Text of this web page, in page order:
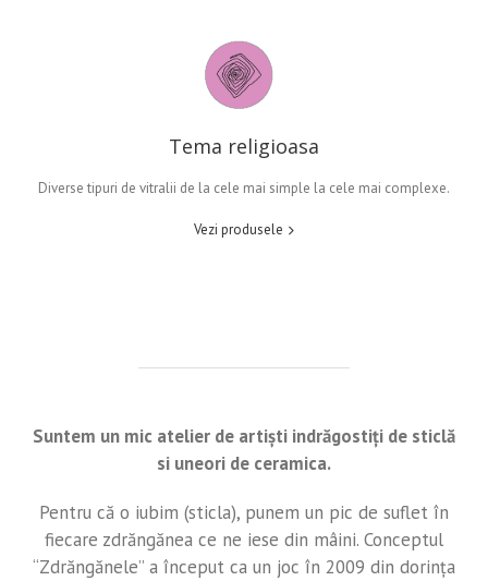
Tema religioasa
Diverse tipuri de vitralii de la cele mai simple la cele mai complexe.
Vezi produsele
Suntem un mic atelier de artiști indrăgostiți de sticlă
si uneori de ceramica.
Pentru că o iubim (sticla), punem un pic de suflet în
fiecare zdrăngănea ce ne iese din mâini. Conceptul
“Zdrăngănele” a început ca un joc în 2009 din dorința